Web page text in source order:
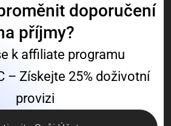
doporučení
příjmy?
k affiliate programu
– Získejte 25% doživotní
provizi